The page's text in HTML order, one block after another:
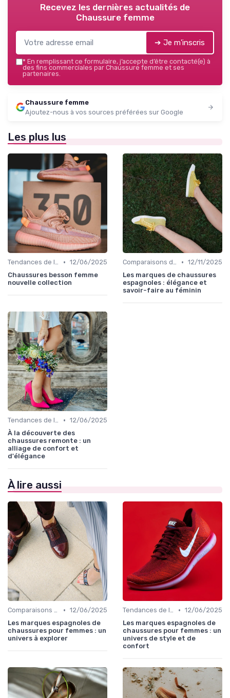
Recevez les dernières actualités de
Chaussure femme
➔ Je m'inscris
* En remplissant ce formulaire, j’accepte d’être contacté(e) à
des fins commerciales par Chaussure femme et ses
partenaires.
Chaussure femme
Ajoutez-nous à vos sources préférées sur Google
Les plus lus
Tendances de la Mode • 12/06/2025
Chaussures besson femme
nouvelle collection
Comparaisons de Marques • 12/11/2025
Les marques de chaussures
espagnoles : élégance et
savoir-faire au féminin
Tendances de la Mode • 12/06/2025
À la découverte des
chaussures remonte : un
alliage de confort et
d'élégance
À lire aussi
Comparaisons de Marques • 12/06/2025
Les marques espagnoles de
chaussures pour femmes : un
univers à explorer
Tendances de la Mode • 12/06/2025
Les marques espagnoles de
chaussures pour femmes : un
univers de style et de
confort